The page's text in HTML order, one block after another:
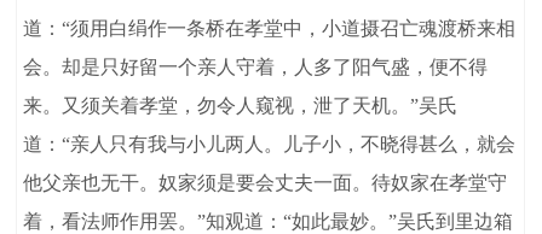
道：“须用白绢作一条桥在孝堂中，小道摄召亡魂渡桥来相
会。却是只好留一个亲人守着，人多了阳气盛，便不得
来。又须关着孝堂，勿令人窥视，泄了天机。”吴氏
道：“亲人只有我与小儿两人。儿子小，不晓得甚么，就会
他父亲也无干。奴家须是要会丈夫一面。待奴家在孝堂守
着，看法师作用罢。”知观道：“如此最妙。”吴氏到里边箱